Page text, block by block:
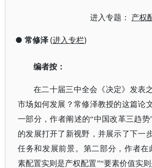
进入专题： 产权
● 常修泽(进入专栏)
编者按：
在二十届三中全会《决定》发表
市场如何发展？常修泽教授的这篇论
一部分，作者阐述的“中国改革三趋
的发展打开了新视野，并展示了下一
任务和发展前景。第二部分，作者在
素配置实则是产权配置”“要素价值实